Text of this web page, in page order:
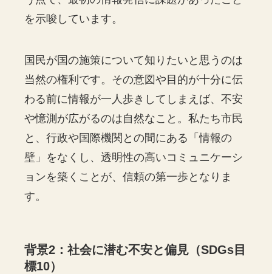
を示唆しています。
国民が国の施策について知りたいと思うのは
当然の権利です。その意図や目的が十分に伝
わる前に情報が一人歩きしてしまえば、不安
や憶測が広がるのは自然なこと。私たち市民
と、行政や国際機関との間にある「情報の
壁」をなくし、透明性の高いコミュニケーシ
ョンを築くことが、信頼の第一歩となりま
す。
背景2：社会に潜む不安と偏見（SDGs目
標10）